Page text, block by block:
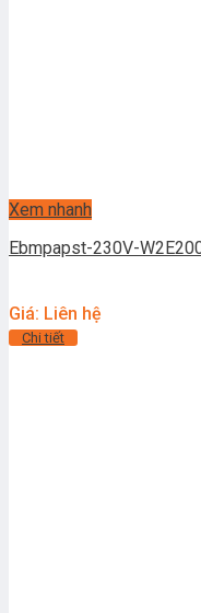
Xem nhanh
Ebmpapst-230V-
Giá: Liên hệ
Chi tiết